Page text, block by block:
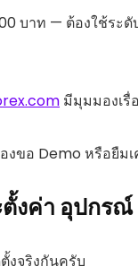
บาท — ต้องใช้ระ
มีมุมมองเรื่
งขอ Demo หรือยืม
ตั้งค่า อุปกร
งจริงกันครับ